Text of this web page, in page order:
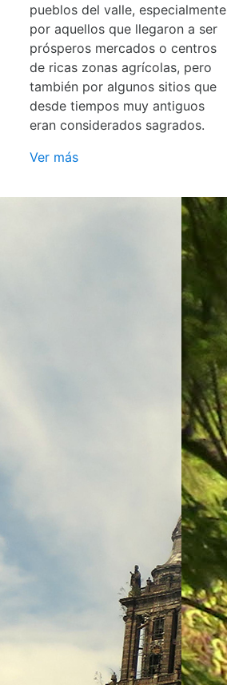
pueblos del valle, especialmente
por aquellos que llegaron a ser
prósperos mercados o centros
de ricas zonas agrícolas, pero
también por algunos sitios que
desde tiempos muy antiguos
eran considerados sagrados.
Ver más